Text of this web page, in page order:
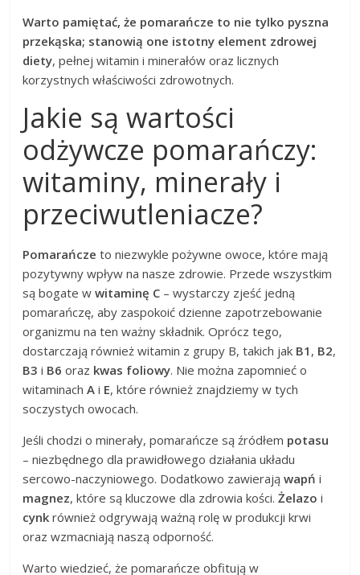
Warto pamiętać, że pomarańcze to nie tylko pyszna
przekąska; stanowią one istotny element zdrowej
diety, pełnej witamin i minerałów oraz licznych
korzystnych właściwości zdrowotnych.
Jakie są wartości
odżywcze pomarańczy:
witaminy, minerały i
przeciwutleniacze?
Pomarańcze to niezwykle pożywne owoce, które mają
pozytywny wpływ na nasze zdrowie. Przede wszystkim
są bogate wwitaminę C – wystarczy zjeść jedną
pomarańczę, aby zaspokoić dzienne zapotrzebowanie
organizmu na ten ważny składnik. Oprócz tego,
dostarczają również witamin z grupy B, takich jak B1 , B2,
B3 i B6 oraz kwas foliowy. Nie można zapomnieć o
witaminachA i E, które również znajdziemy w tych
soczystych owocach.
Jeśli chodzi o minerały, pomarańcze są źródłem potasu
– niezbędnego dla prawidłowego działania układu
sercowo-naczyniowego. Dodatkowo zawierająwapń i
magnez, które są kluczowe dla zdrowia kości.Żelazo i
cynk również odgrywają ważną rolę w produkcji krwi
oraz wzmacniają naszą odporność.
Warto wiedzieć, że pomarańcze obfitują w